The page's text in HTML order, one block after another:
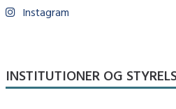
Instagram
INSTITUTIONER OG